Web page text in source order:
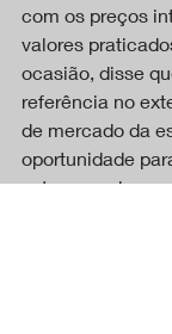
com os preços
valores
ocasião, disse
referência no
de mercado da
oportunidade
estavam